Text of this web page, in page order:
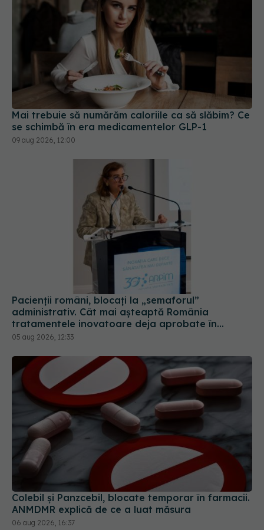
Mai trebuie să numărăm caloriile ca să slăbim? Ce
se schimbă în era medicamentelor GLP-1
Pacienții români, blocați la „semaforul”
administrativ. Cât mai așteaptă România
tratamentele inovatoare deja aprobate în
Europa
05 aug 2026, 12:33
Colebil și Panzcebil, blocate temporar în farmacii.
ANMDMR explică de ce a luat măsura
06 aug 2026, 16:37